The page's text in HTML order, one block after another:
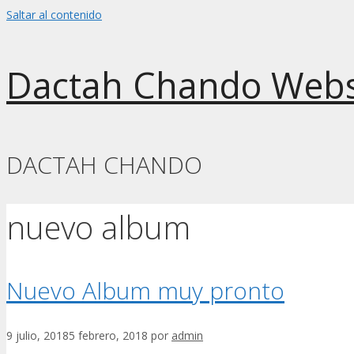
Saltar al contenido
Dactah Chando
DACTAH CHANDO
nuevo album
Nuevo Album muy pronto
9 julio, 20185 febrero, 2018 por admin